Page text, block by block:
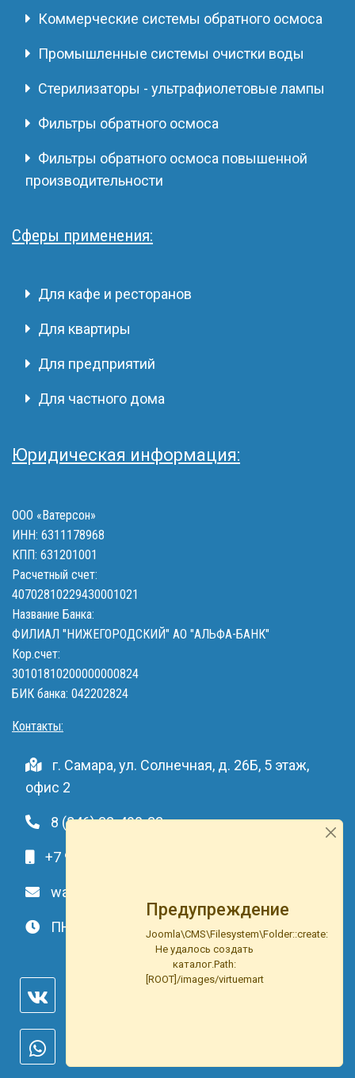
Предупреждение
Joomla\CMS\Filesystem\Folder::create:
Не удалось создать
каталог.Path:
[ROOT]/images/virtuemart
Коммерческие системы обратного осмоса
Промышленные системы очистки воды
Стерилизаторы - ультрафиолетовые лампы
Фильтры обратного осмоса
Фильтры обратного осмоса повышенной
производительности
Сферы применения:
Для кафе и ресторанов
Для квартиры
Для предприятий
Для частного дома
Юридическая информация:
ООО «Ватерсон»
ИНН: 6311178968
КПП: 631201001
Расчетный счет:
40702810229430001021
Название Банка:
ФИЛИАЛ "НИЖЕГОРОДСКИЙ" АО "АЛЬФА-БАНК"
Кор.счет:
30101810200000000824
БИК банка: 042202824
Контакты:
г. Самара, ул. Солнечная, д. 26Б, 5 этаж,
офис 2
8 (846) 33-490-33
+7 991-459-10-34
waterson-s@ya.ru
ПН-ВС: c 9.00 до 20.00